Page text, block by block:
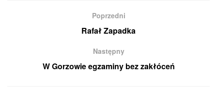
Poprzedni
Rafał Zapadka
Następny
W Gorzowie egzaminy bez zakłóceń